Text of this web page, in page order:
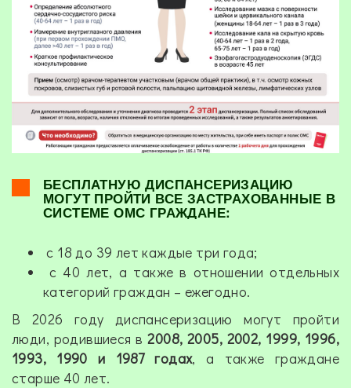
БЕСПЛАТНУЮ ДИСПАНСЕРИЗАЦИЮ
МОГУТ ПРОЙТИ ВСЕ ЗАСТРАХОВАННЫЕ В
СИСТЕМЕ ОМС ГРАЖДАНЕ:
с 18 до 39 лет каждые три года;
с 40 лет, а также в отношении отдельных
категорий граждан – ежегодно.
В 2026 году диспансеризацию могут пройти
люди, родившиеся в2008, 2005, 2002, 1999, 1996,
1993, 1990 и 1987 годах, а также граждане
старше 40 лет.